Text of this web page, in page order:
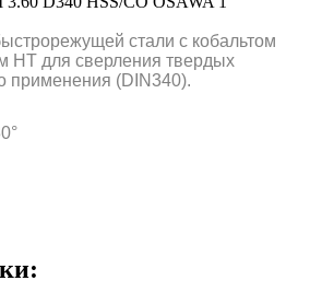
стали с кобальтом
HT для сверления твердых
применения (DIN340).